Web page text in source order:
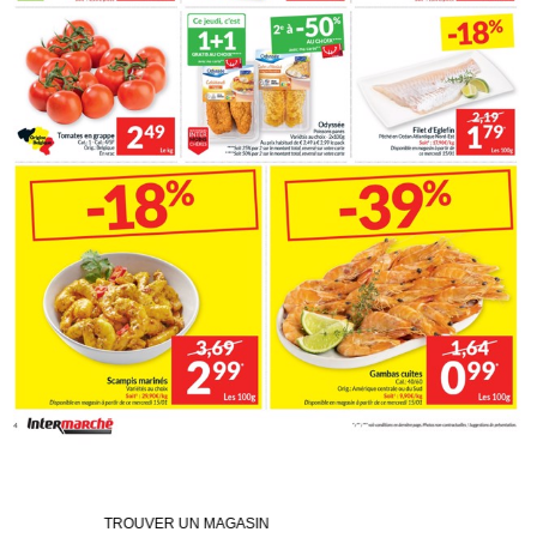
UN MAGASIN